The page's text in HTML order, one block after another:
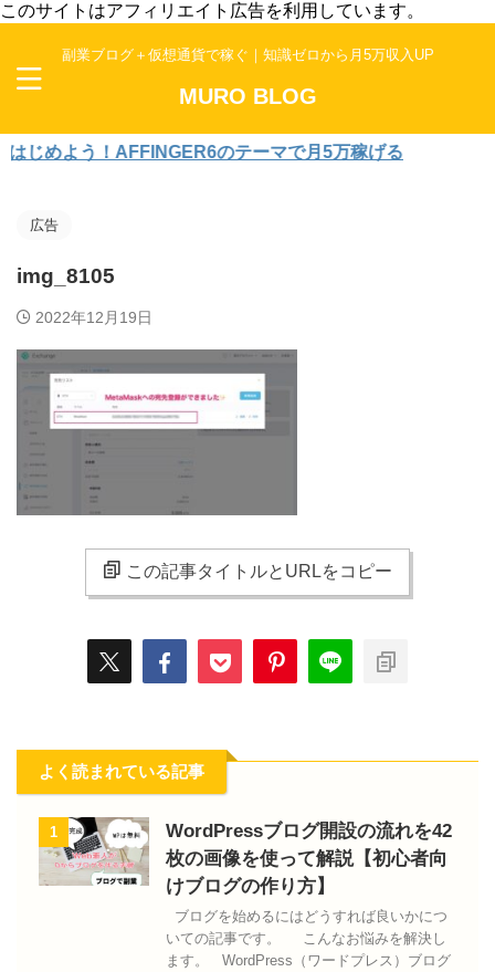
このサイトはアフィリエイト広告を利用しています。
副業ブログ＋仮想通貨で稼ぐ｜知識ゼロから月5万収入UP
MURO BLOG
よう！AFFINGER6のテーマで月5万稼げる
広告
img_8105
2022年12月19日
この記事タイトルとURLをコピー
よく読まれている記事
1
WordPressブログ開設の流れを42
枚の画像を使って解説【初心者向
けブログの作り方】
ブログを始めるにはどうすれば良いかにつ
いての記事です。 こんなお悩みを解決し
ます。 WordPress（ワードプレス）ブログ